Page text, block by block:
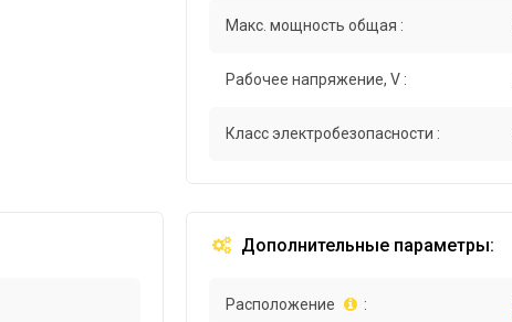
Макс. мощность общая :
Рабочее напряжение, V :
Класс электробезопасности :
Дополнительные параметры:
Расположение :